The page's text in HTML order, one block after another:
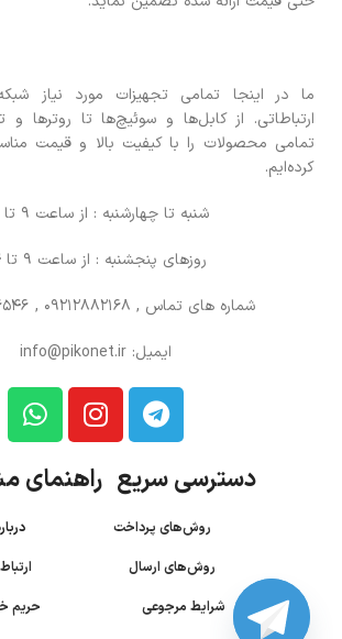
ما در اینجا تمامی تجهیزات مورد نیاز
ارتباطاتی. از کابل‌ها و سوئیچ‌ها تا روترها و
تمامی محصولات را با کیفیت بالا و قیمت
کرده‌ایم.
شنبه تا چهارشنبه : از ساعت 9 تا 18
روزهای پنجشنبه : از ساعت 9 تا 14
شماره های تماس , 09212882168 , 09352266546
ایمیل: info@pikonet.ir
دسترسی سریع راهنمای
روش‌های پرداخت درباره
روش‌های ارسال
شرایط مرجوعی
حریم